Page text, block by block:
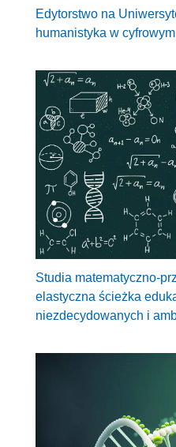
Edytorstwo na
humanistyka w
Studia matematyczno-
elastyczna ścieżka
niezdecydowanych i